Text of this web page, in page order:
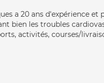
a 20 ans d'expérience et
bien les troubles
activités, courses/